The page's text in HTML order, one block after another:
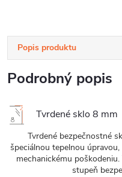
Popis produktu
Podrobný popis
Tvrdené sklo 8 mm
Tvrdené bezpečnostné
špeciálnou tepelnou
mechanickému
stupeň